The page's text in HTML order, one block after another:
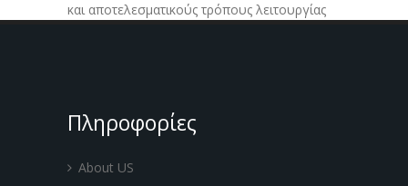
και αποτελεσματικούς τρόπους λειτουργίας
Πληροφορίες
About US